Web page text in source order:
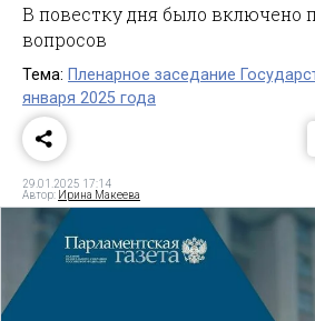
В повестку дня было включено
вопросов
Тема: Пленарное заседание
января 2025 года
29.01.2025 17:14
Автор: Ирина Макеева